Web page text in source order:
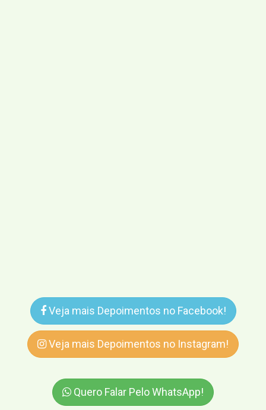
Veja mais Depoimentos no Facebook!
Veja mais Depoimentos no Instagram!
Quero Falar Pelo WhatsApp!